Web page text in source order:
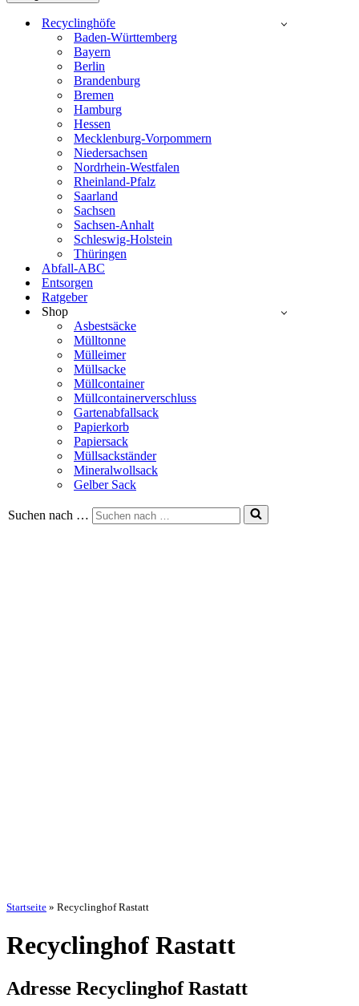
Recyclinghöfe
Baden-Württemberg
Bayern
Berlin
Brandenburg
Bremen
Hamburg
Hessen
Mecklenburg-Vorpommern
Niedersachsen
Nordrhein-Westfalen
Rheinland-Pfalz
Saarland
Sachsen
Sachsen-Anhalt
Schleswig-Holstein
Thüringen
Abfall-ABC
Entsorgen
Ratgeber
Shop
Asbestsäcke
Mülltonne
Mülleimer
Müllsacke
Müllcontainer
Müllcontainerverschluss
Gartenabfallsack
Papierkorb
Papiersack
Müllsackständer
Mineralwollsack
Gelber Sack
Suchen nach …
Startseite » Recyclinghof Rastatt
Recyclinghof Rastatt
Adresse Recyclinghof Rastatt